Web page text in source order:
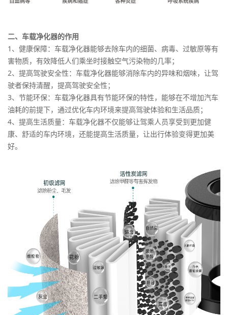
二、车载净化器的作用
1、健康保障：车载净化器能够去除车内的细菌、病毒、过敏原等有
害物质，有效降低人们乘坐时接触空气污染物的几率；
2、提高驾驶安全性：车载净化器能够消除车内的异味和烟味，让驾
驶者保持清醒，提高驾驶安全性；
3、节能环保：车载净化器具有节能环保的特性，能够在不增加汽车
油耗的前提下，通过优化车内环境来提高驾驶体验和生活品质；
4、提高生活质量：车载净化器不仅能够让驾乘人员享受到更加健
康、舒适的车内环境，还能提高生活质量，让出行体验变得更加美
好。